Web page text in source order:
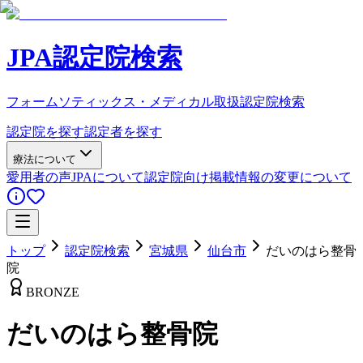
JPA認定院検索
フォームソティックス・メディカル取扱認定院検索
認定院を探す認定者を探す
療法について
愛用者の声JPAについて認定院向け掲載情報の変更について
トップ 認定院検索 宮城県 仙台市
だいのはら整骨
院
BRONZE
だいのはら整骨院